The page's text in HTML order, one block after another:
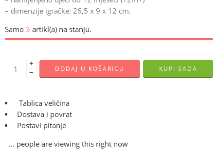
– dimenzije igračke: 26,5 x 9 x 12 cm.
Samo 3 artikl(a) na stanju.
+
−
DODAJ U KOŠARICU KUPI SADA
Tablica veličina
Dostava i povrat
Postavi pitanje
... people are viewing this right now